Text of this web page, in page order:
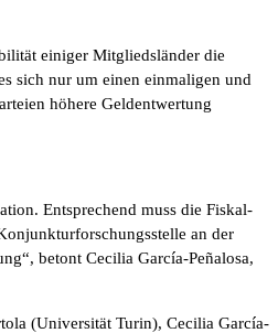
einiger Mitgliedsländer die
sich nur um einen einmaligen und
höhere Geldentwertung
Entsprechend muss die Fiskal-
an der
betont Cecilia García-Peñalosa,
(Universität Turin), Cecilia García-